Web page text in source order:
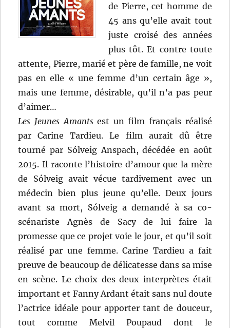
de Pierre, cet homme de
45 ans qu’elle avait tout
juste croisé des années
plus tôt. Et contre toute
attente, Pierre, marié et père de famille, ne voit
pas en elle « une femme d’un certain âge »,
mais une femme, désirable, qu’il n’a pas peur
d’aimer…
Les Jeunes Amantsest un film français réalisé
par Carine Tardieu. Le film aurait dû être
tourné par Sólveig Anspach, décédée en août
2015. Il raconte l’histoire d’amour que la mère
de Sólveig avait vécue tardivement avec un
médecin bien plus jeune qu’elle. Deux jours
avant sa mort, Sólveig a demandé à sa co-
scénariste Agnès de Sacy de lui faire la
promesse que ce projet voie le jour, et qu’il soit
réalisé par une femme. Carine Tardieu a fait
preuve de beaucoup de délicatesse dans sa mise
en scène. Le choix des deux interprètes était
important et Fanny Ardant était sans nul doute
l’actrice idéale pour apporter tant de douceur,
tout comme Melvil Poupaud dont le